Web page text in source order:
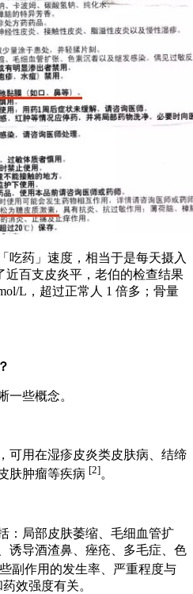
吃药」速度，相当于是每天摄入
近百支皮炎平，老伯的检查结果
L，超过正常人 1 倍多；骨量
一些概念。
可用在湿疹皮炎类皮肤病、结缔
肤肿瘤等疾病 [2]。
：局部皮肤萎缩、毛细血管扩
诱导酒渣鼻、痤疮、多毛症、色
副作用的发生率、严重程度与
效强度有关。